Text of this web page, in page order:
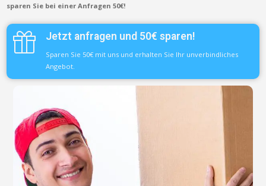
sparen Sie bei einer Anfragen 50€!
Jetzt anfragen und 50€ sparen!
Sparen Sie 50€ mit uns und erhalten Sie Ihr unverbindliches
Angebot.